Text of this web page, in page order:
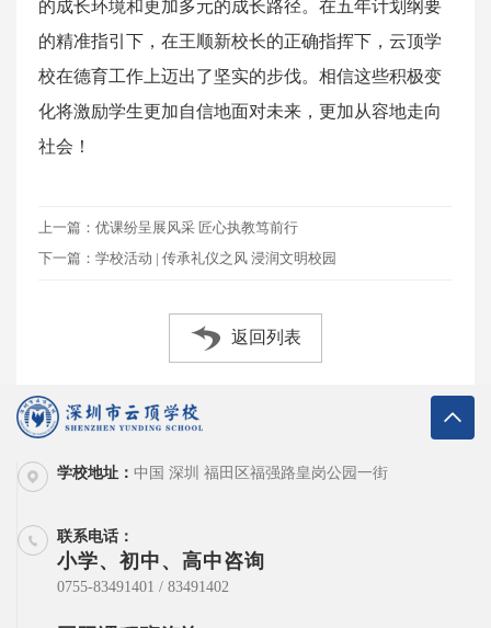
的成长环境和更加多元的成长路径。在五年计划纲要
的精准指引下，在王顺新校长的正确指挥下，云顶学
校在德育工作上迈出了坚实的步伐。相信这些积极变
化将激励学生更加自信地面对未来，更加从容地走向
社会！
上一篇：优课纷呈展风采 匠心执教笃前行
下一篇：学校活动 | 传承礼仪之风 浸润文明校园
返回列表
学校地址： 中国 深圳 福田区福强路皇岗公园一街
联系电话：
小学、初中、高中咨询
0755-83491401 / 83491402